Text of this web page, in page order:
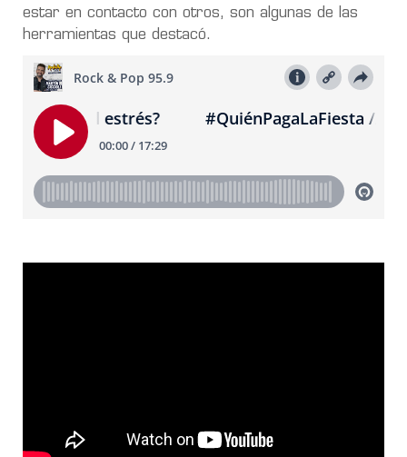
estar en contacto con otros, son algunas de las
herramientas que destacó.